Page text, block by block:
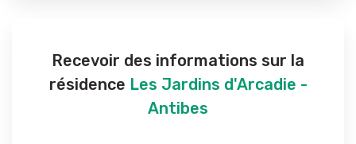
Recevoir des informations sur la
résidence Les Jardins d'Arcadie -
Antibes